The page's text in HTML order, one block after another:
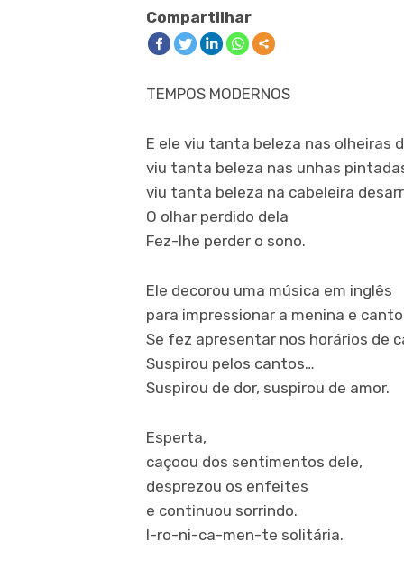
Compartilhar
TEMPOS MODERNOS
E ele viu tanta beleza nas olheiras
viu tanta beleza nas unhas
viu tanta beleza na cabeleira
O olhar perdido dela
Fez-lhe perder o sono.
Ele decorou uma música em inglês
para impressionar a menina e
Se fez apresentar nos horários de
Suspirou pelos cantos…
Suspirou de dor, suspirou de amor.
Esperta,
caçoou dos sentimentos dele,
desprezou os enfeites
e continuou sorrindo.
I-ro-ni-ca-men-te solitária.